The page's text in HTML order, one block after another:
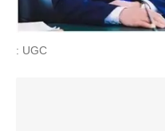
: UGC